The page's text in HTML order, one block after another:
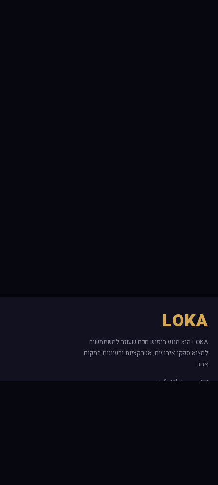
LOKA
LOKA הוא מנוע חיפוש חכם שעוזר למשתמשים
למצוא ספקי אירועים, אטרקציות ורעיונות במקום
אחד.
info@loka.co.il